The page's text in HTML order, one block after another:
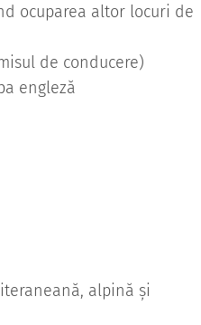
ocuparea altor locuri de
de conducere)
engleză
alpină și